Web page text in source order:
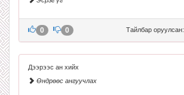
Тайлбар оруулсан:
0 0
Дээрээс ан хийх
Өндрөөс ангуучлах